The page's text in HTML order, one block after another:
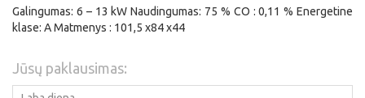
Galingumas: 6 – 13 kW Naudingumas: 75 % CO : 0,11 % Energetine
klase: A Matmenys : 101,5 x84 x44
Jūsų paklausimas: